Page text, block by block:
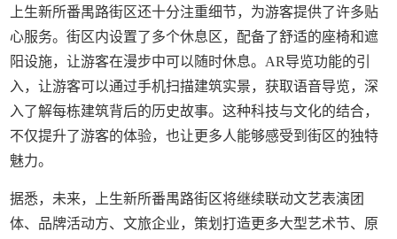
上生新所番禺路街区还十分注重细节，为游客提供了许多贴
心服务。街区内设置了多个休息区，配备了舒适的座椅和遮
阳设施，让游客在漫步中可以随时休息。AR导览功能的引
入，让游客可以通过手机扫描建筑实景，获取语音导览，深
入了解每栋建筑背后的历史故事。这种科技与文化的结合，
不仅提升了游客的体验，也让更多人能够感受到街区的独特
魅力。
据悉，未来，上生新所番禺路街区将继续联动文艺表演团
体、品牌活动方、文旅企业，策划打造更多大型艺术节、原